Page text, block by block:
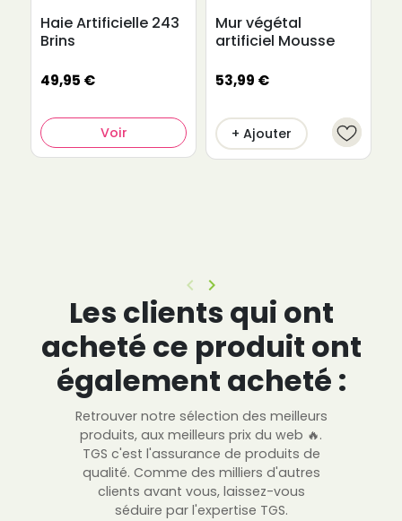
Haie Artificielle 243
Brins
49,95 €
Voir
Mur végétal
artificiel Mousse
53,99 €
+ Ajouter
Précédent
keyboard_arrow_left Suivant
keyboard_arrow_right
Les clients qui ont
acheté ce produit ont
également acheté :
Retrouver notre sélection des meilleurs
produits, aux meilleurs prix du web 🔥.
TGS c'est l'assurance de produits de
qualité. Comme des milliers d'autres
clients avant vous, laissez-vous
séduire par l'expertise TGS.